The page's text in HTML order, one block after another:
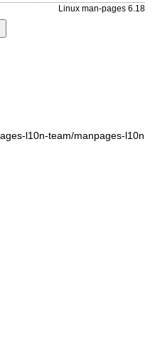
Linux man-pages 6.18
l10n-team/manpages-l10n